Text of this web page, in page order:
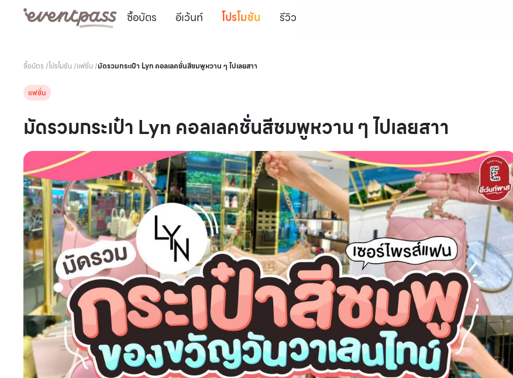
ซื้อบัตร อีเว้นท์ โปรโมชัน รีวิว
ซื้อบัตร /โปรโมชัน/แฟชั่น/มัดรวมกระเป๋า Lyn คอลเลคชั่นสีชมพูหวาน ๆ ไปเลยสาา
แฟชั่น
มัดรวมกระเป๋า Lyn คอลเลคชั่นสีชมพูหวาน ๆ ไปเลยสาา